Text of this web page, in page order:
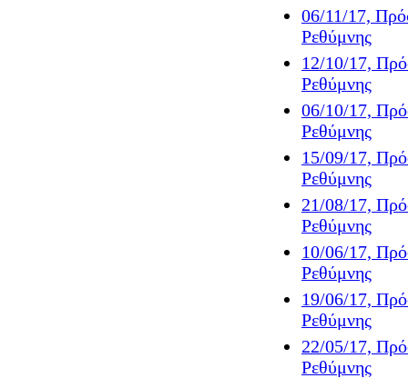
06/11/17,
Ρεθύμνης
12/10/17,
Ρεθύμνης
06/10/17,
Ρεθύμνης
15/09/17,
Ρεθύμνης
21/08/17,
Ρεθύμνης
10/06/17,
Ρεθύμνης
19/06/17,
Ρεθύμνης
22/05/17,
Ρεθύμνης